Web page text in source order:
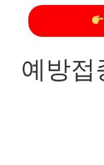
예방접